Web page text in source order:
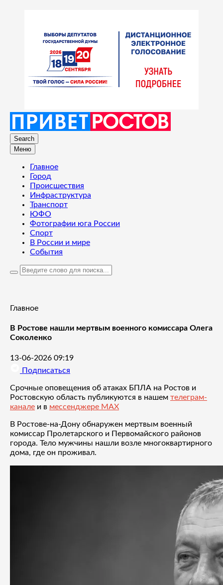
Search
Меню
Главное
Город
Происшествия
Инфраструктура
Транспорт
ЮФО
Фотографии юга России
Спорт
В России и мире
События
Главное
В Ростове нашли мертвым военного комиссара Олега
Соколенко
13-06-2026 09:19
Подписаться
Срочные оповещения об атаках БПЛА на Ростов и
Ростовскую область публикуются в нашем телеграм-
канале и в мессенджере MAX
В Ростове-на-Дону обнаружен мертвым военный
комиссар Пролетарского и Первомайского районов
города. Тело мужчины нашли возле многоквартирного
дома, где он проживал.